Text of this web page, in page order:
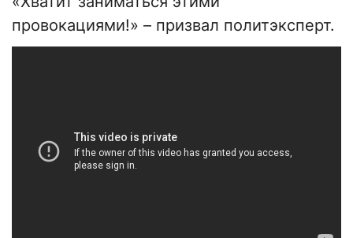
провокациями!» – призвал политэксперт.